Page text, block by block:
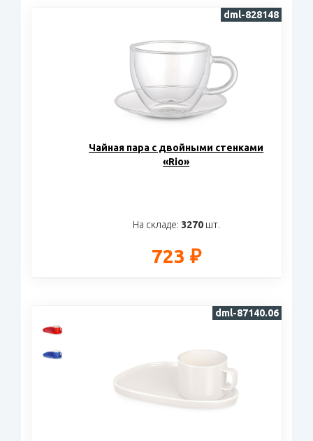
Чайная пара с двойными стенками
«Rio»
На складе: 3270шт.
723 ₽
dml-828148
dml-87140.06